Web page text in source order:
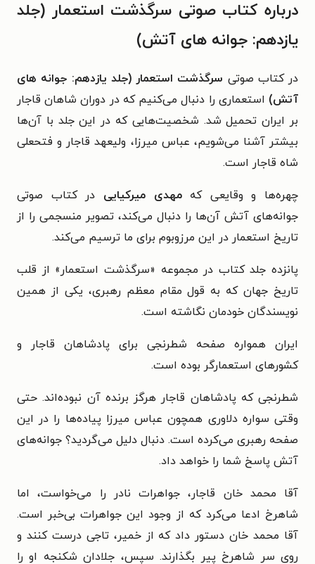
درباره کتاب صوتی سرگذشت استعمار (جلد
یازدهم: جوانه های آتش)
در کتاب صوتی سرگذشت استعمار (جلد یازدهم: جوانه های
آتش) استعماری را دنبال می‌کنیم که در دوران شاهان قاجار
بر ایران تحمیل شد. شخصیت‌هایی که در این جلد با آن‌ها
بیشتر آشنا می‌شویم، عباس میرزا، ولیعهد قاجار و فتحعلی
شاه قاجار است.
چهره‌ها و وقایعی کهمهدی میرکیایی در کتاب صوتی
جوانه‌های آتش آن‌ها را دنبال می‌کند، تصویر منسجمی را از
تاریخ استعمار در این مرزوبوم برای ما ترسیم می‌کند.
پانزده جلد کتاب در مجموعه «سرگذشت استعمار» از قلب
تاریخ جهان که به قول مقام معظم رهبری، یکی از همین
نویسندگان خودمان‌ نگاشته‌ است.
ایران همواره صفحه شطرنجی برای پادشاهان قاجار و
کشورهای استعمارگر بوده است.
شطرنجی که پادشاهان قاجار هرگز برنده آن نبوده‌اند. حتی
وقتی سواره دلاوری همچون عباس میرزا پیاده‌ها را در این
صفحه رهبری می‌کرده است. دنبال دلیل می‌گردید؟ جوانه‌های
آتش پاسخ شما را خواهد داد.
آقا محمد خان قاجار، جواهرات نادر را می‌خواست، اما
شاهرخ ادعا می‌کرد که از وجود این جواهرات بی‌خبر است.
آقا محمد خان دستور داد که از خمیر، تاجی درست کنند و
روی سر شاهرخ پیر بگذارند. سپس، جلادان شکنجه او را